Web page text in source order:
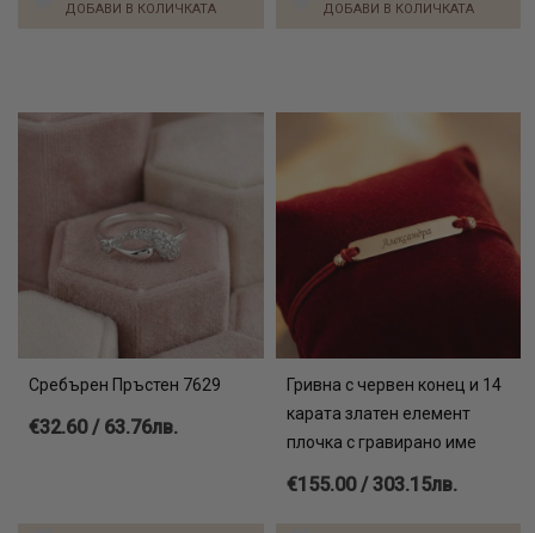
ДОБАВИ В КОЛИЧКАТА ДОБАВИ В КОЛИЧКАТА
Сребърен Пръстен 7629
€32.60 / 63.76лв.
Гривна с червен конец и 14
карата златен елемент
плочка с гравирано име
€155.00 / 303.15лв.